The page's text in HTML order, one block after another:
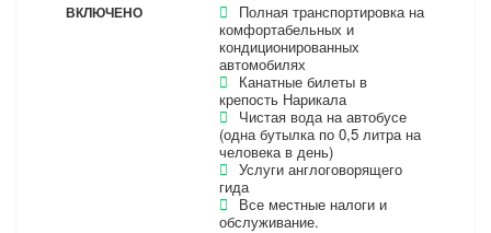
ВКЛЮЧЕНО
Полная транспортировка на
комфортабельных и
кондиционированных
автомобилях
Канатные билеты в
крепость Нарикала
Чистая вода на автобусе
(одна бутылка по 0,5 литра на
человека в день)
Услуги англоговорящего
гида
Все местные налоги и
обслуживание.